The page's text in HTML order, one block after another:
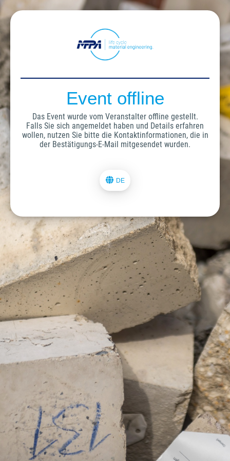
Event offline
Das Event wurde vom Veranstalter offline gestellt.
Falls Sie sich angemeldet haben und Details erfahren
wollen, nutzen Sie bitte die Kontaktinformationen, die in
der Bestätigungs-E-Mail mitgesendet wurden.
DE